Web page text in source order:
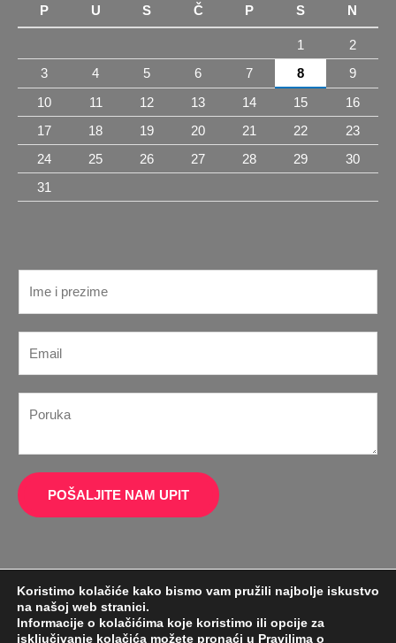
P U S Č P S N
1
2
3
4 5 6 7 8
9
10
11 12 13 14 15
16
17
18 19 20 21 22
23
24
25 26 27 28 29
30
31
P
r
m
a
m
e
*
k
a
POŠALJITE NAM UPIT
Koristimo kolačiće kako bismo vam pružili najbolje iskustvo
na našoj web stranici.
Informacije o kolačićima koje koristimo ili opcije za
isključivanje kolačića možete pronaći u Pravilima o